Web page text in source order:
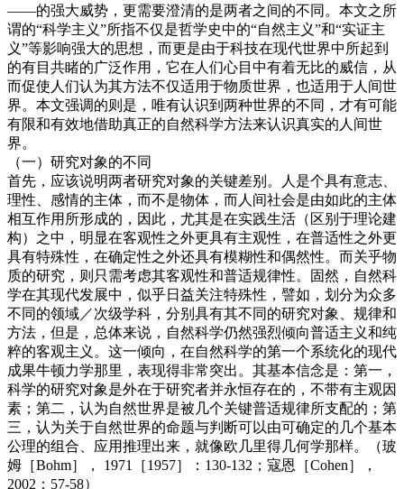
——的强大威势，更需要澄清的是两者之间的不同。本文之所
谓的“科学主义”所指不仅是哲学史中的“自然主义”和“实证主
义”等影响强大的思想，而更是由于科技在现代世界中所起到
的有目共睹的广泛作用，它在人们心目中有着无比的威信，从
而促使人们认为其方法不仅适用于物质世界，也适用于人间世
界。本文强调的则是，唯有认识到两种世界的不同，才有可能
有限和有效地借助真正的自然科学方法来认识真实的人间世
界。
（一）研究对象的不同
首先，应该说明两者研究对象的关键差别。人是个具有意志、
理性、感情的主体，而不是物体，而人间社会是由如此的主体
相互作用所形成的，因此，尤其是在实践生活（区别于理论建
构）之中，明显在客观性之外更具有主观性，在普适性之外更
具有特殊性，在确定性之外还具有模糊性和偶然性。而关乎物
质的研究，则只需考虑其客观性和普适规律性。固然，自然科
学在其现代发展中，似乎日益关注特殊性，譬如，划分为众多
不同的领域／次级学科，分别具有其不同的研究对象、规律和
方法，但是，总体来说，自然科学仍然强烈倾向普适主义和纯
粹的客观主义。这一倾向，在自然科学的第一个系统化的现代
成果牛顿力学那里，表现得非常突出。其基本信念是：第一，
科学的研究对象是外在于研究者并永恒存在的，不带有主观因
素；第二，认为自然世界是被几个关键普适规律所支配的；第
三，认为关于自然世界的命题与判断可以由可确定的几个基本
公理的组合、应用推理出来，就像欧几里得几何学那样。（玻
姆［Bohm］， 1971［1957］：130-132；寇恩［Cohen］，
2002：57-58）